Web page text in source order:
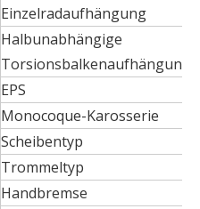
Einzelradaufhängung
Halbunabhängige
Torsionsbalkenaufhängung
EPS
Monocoque-Karosserie
Scheibentyp
Trommeltyp
Handbremse